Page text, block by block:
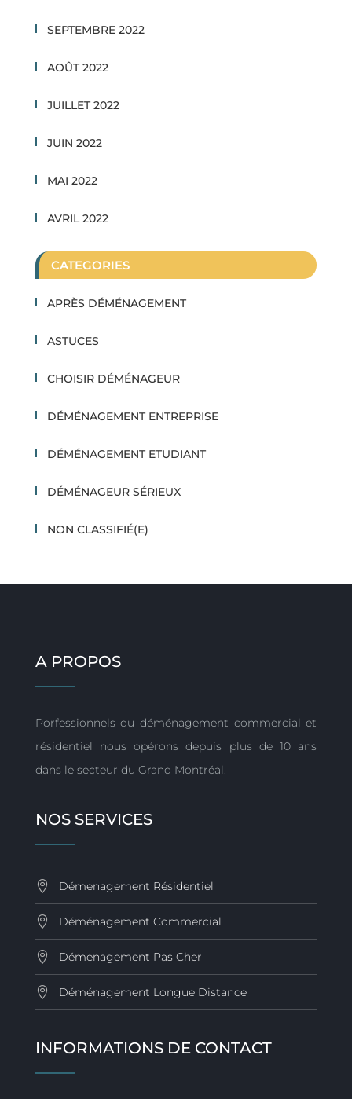
SEPTEMBRE 2022
AOÛT 2022
JUILLET 2022
JUIN 2022
MAI 2022
AVRIL 2022
CATEGORIES
APRÈS DÉMÉNAGEMENT
ASTUCES
CHOISIR DÉMÉNAGEUR
DÉMÉNAGEMENT ENTREPRISE
DÉMÉNAGEMENT ETUDIANT
DÉMÉNAGEUR SÉRIEUX
NON CLASSIFIÉ(E)
A PROPOS
Porfessionnels du déménagement commercial et
résidentiel nous opérons depuis plus de 10 ans
dans le secteur du Grand Montréal.
NOS SERVICES
Démenagement Résidentiel
Déménagement Commercial
Démenagement Pas Cher
Déménagement Longue Distance
INFORMATIONS DE CONTACT